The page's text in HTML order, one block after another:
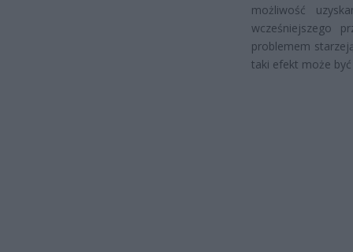
możliwość
wcześniejszego
problemem
taki efekt może